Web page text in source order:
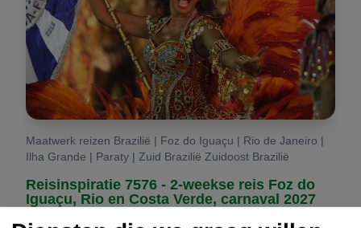
Maatwerk reizen Brazilië | Foz do Iguaçu | Rio de Janeiro |
Ilha Grande | Paraty | Zuid Brazilië Zuidoost Brazilië
Reisinspiratie 7576 - 2-weekse reis Foz do
Iguaçu, Rio en Costa Verde, carnaval 2027